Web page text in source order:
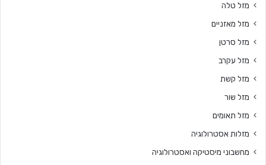
מזל טלה
מזל מאזניים
מזל סרטן
מזל עקרב
מזל קשת
מזל שור
מזל תאומים
מזלות אסטרולוגיה
מחשבוני מיסטיקה ואסטרולוגיה